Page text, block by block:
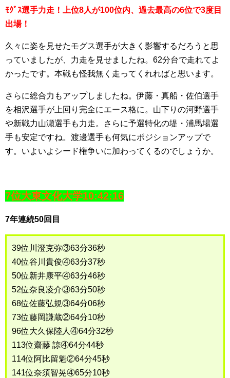
ﾓｸﾞｽ選手力走！上位8人が100位内、過去最高の6位で3度目
出場！
久々に姿を見せたモグス選手が大きく影響するだろうと思
っていましたが、力走を見せましたね。62分台で走れてよ
かったです。本戦も怪我無く走ってくれればと思います。
さらに総合力もアップしましたね。伊藤・真船・佐伯選手
を相沢選手が上回り完全にエース格に。山下りの河野選手
や新戦力山瀬選手も力走。さらに予選特化の堤・浦馬場選
手も安定ですね。渡邊選手も何気にポジションアップで
す。いよいよシード権争いに加わってくるのでしょうか。
7位大東文化大学10:42:16
7年連続50回目
39位川澄克弥③63分36秒
40位谷川貴俊④63分37秒
50位新井康平④63分46秒
52位奈良凌介③63分50秒
68位佐藤弘規③64分06秒
73位藤岡謙蔵②64分10秒
96位大久保陸人④64分32秒
113位齋藤 諒④64分44秒
114位阿比留魁②64分45秒
141位奈須智晃④65分10秒